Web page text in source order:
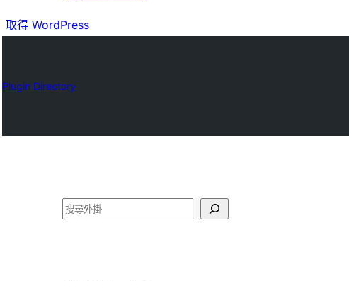
取得 WordPress
Plugin Directory
搜